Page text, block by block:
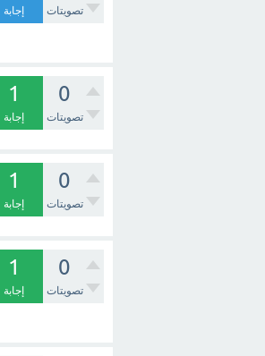
تصويتات إجابة
0
تصويتات
1
إجابة
0
تصويتات
1
إجابة
0
تصويتات
1
إجابة